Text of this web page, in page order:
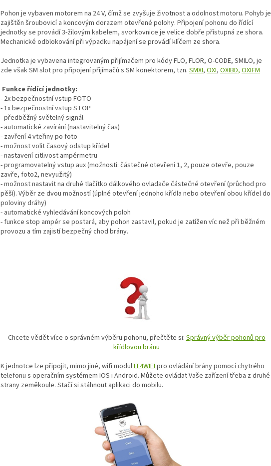
Pohon je vybaven motorem na 24 V, čímž se zvyšuje životnost a odolnost motoru. Pohyb je
zajištěn šroubovicí a koncovým dorazem otevřené polohy. Připojení pohonu do řídící
jednotky se provádí 3-žilovým kabelem, svorkovnice je velice dobře přístupná ze shora.
Mechanické odblokování při výpadku napájení se provádí klíčem ze shora.
Jednotka je vybavena integrovaným přijímačem pro kódy FLO, FLOR, O-CODE, SMILO, je
zde však SM slot pro připojení přijímačů s SM konektorem, tzn. SMXI, OXI, OXIBD, OXIFM
Funkce řídící jednotky:
- 2x bezpečnostní vstup FOTO
- 1x bezpečnostní vstup STOP
- předběžný světelný signál
- automatické zavírání (nastavitelný čas)
- zavření 4 vteřiny po foto
- možnost volit časový odstup křídel
- nastavení citlivost ampérmetru
- programovatelný vstup aux (možnosti: částečné otevření 1, 2, pouze otevře, pouze
zavře, foto2, nevyužitý)
- možnost nastavit na druhé tlačítko dálkového ovladače částečné otevření (průchod pro
pěší). Výběr ze dvou možností (úplné otevření jednoho křídla nebo otevření obou křídel do
poloviny dráhy)
- automatické vyhledávání koncových poloh
- funkce stop ampér se postará, aby pohon zastavil, pokud je zatížen víc než při běžném
provozu a tím zajistí bezpečný chod brány.
Chcete vědět více o správném výběru pohonu, přečtěte si: Správný výběr pohonů pro
křídlovou bránu
K jednotce lze připojit, mimo jiné, wifi modulIT4WIFI pro ovládání brány pomocí chytrého
telefonu s operačním systémem IOS i Android. Můžete ovládat Vaše zařízení třeba z druhé
strany zeměkoule. Stačí si stáhnout aplikaci do mobilu.